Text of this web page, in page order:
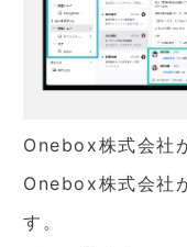
Onebox株式会社
Onebox株式会社
す。